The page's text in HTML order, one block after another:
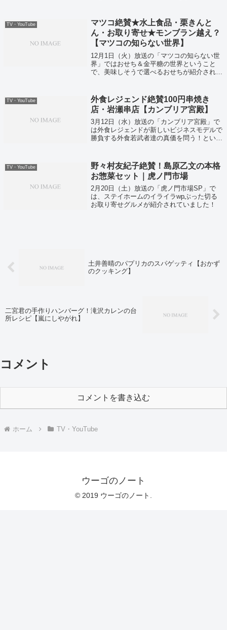
TV・YouTube
マツコ絶賛★水上食品・栗きんと
ん・お取り寄せ★モンブラン越え？
【マツコの知らない世界】
12月1日（火）放送の「マツコの知らない世
界」ではおせち＆金平糖の世界ということ
で、美味しそうで選べるおせちが紹介されて
TV・YouTube
外食レジェンド絶賛100円串焼き
店・岩瀬串店【カンブリア宮殿】
3月12日（水）放送の「カンブリア宮殿」で
は外食レジェンドが新しいビジネスモデルで
勝負する外食若武者達の真価を問う！という
TV・YouTube
野々村友紀子絶賛！島原乙文の本格
お惣菜セット｜虎ノ門市場
2月20日（土）放送の「虎ノ門市場SP」で
は、ステイホームのイライラwpぶった切る
お取り寄せグルメが紹介されていました！
土井善晴のパプリカのスパゲッティ【おかず
のクッキング】
二宮君の手作りハンバーグ！滝沢カレンの台
所レシピ【嵐にしやがれ】
コメント
コメントを書き込む
ホーム TV・YouTube
ウーゴのノート
© 2019 ウーゴのノート.